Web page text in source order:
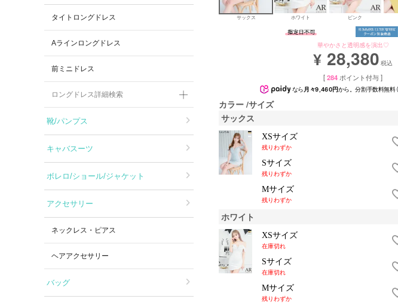
タイトロングドレス
Aラインロングドレス
前ミニドレス
ロングドレス詳細検索
靴/パンプス
キャバスーツ
ボレロ/ショール/ジャケット
アクセサリー
ネックレス・ピアス
ヘアアクセサリー
バッグ
サックス ホワイト ピンク
華やかさと透明感を演出♡
¥ 28,380 税込
[284 ポイント付与 ]
なら 月々9,460円から。分割手数料無料
カラー サイズ
サックス
XSサイズ
残りわずか
Sサイズ
残りわずか
Mサイズ
残りわずか
ホワイト
XSサイズ
在庫切れ
Sサイズ
在庫切れ
Mサイズ
残りわずか